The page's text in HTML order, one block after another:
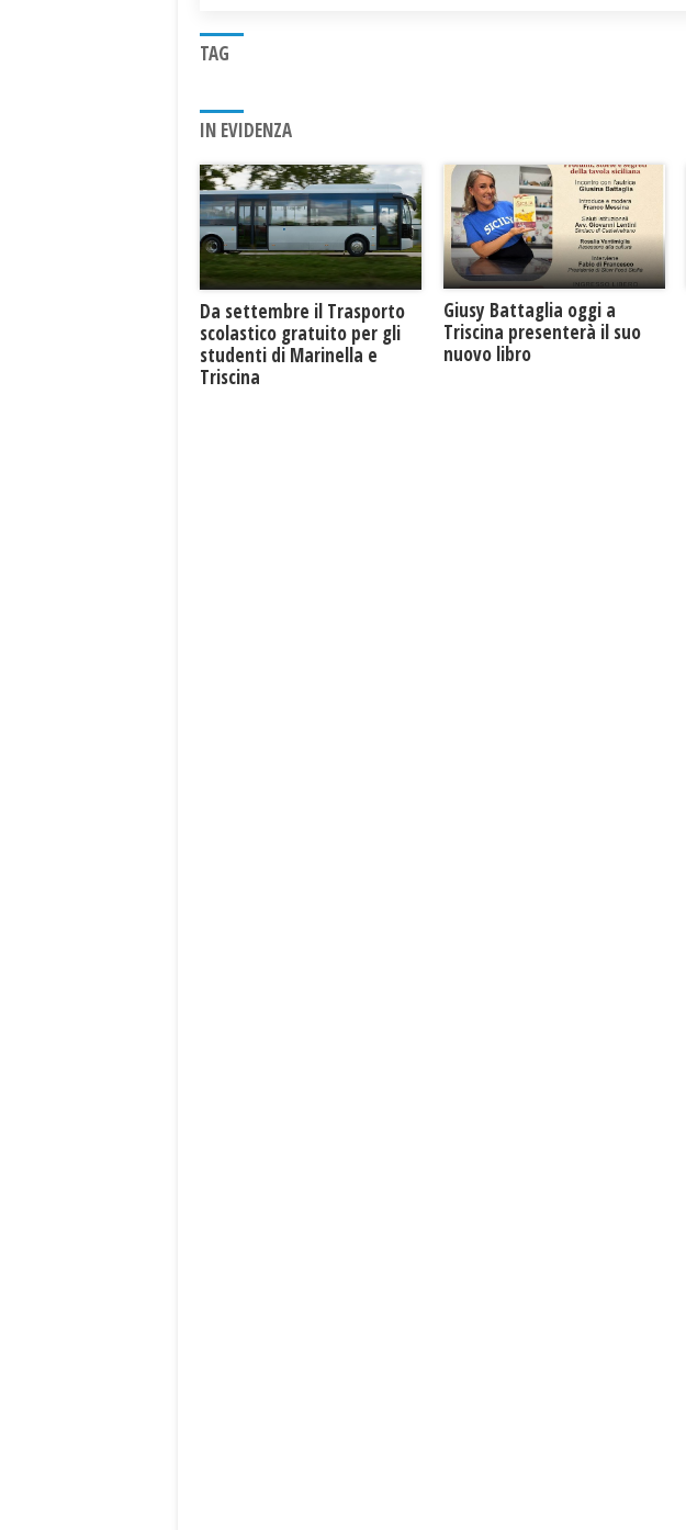
TAG
IN EVIDENZA
Da settembre il Trasporto
scolastico gratuito per gli
studenti di Marinella e
Triscina
Giusy Battaglia oggi a
Triscina presenterà il suo
nuovo libro